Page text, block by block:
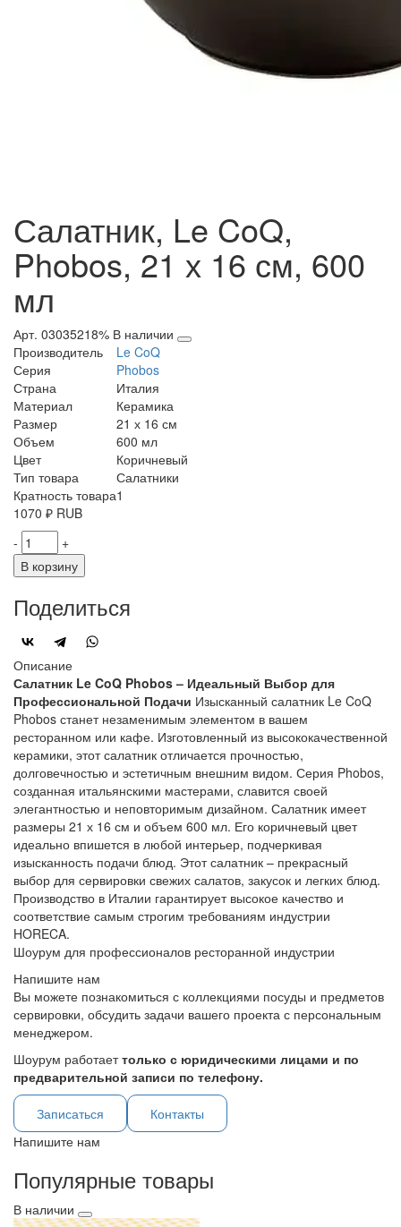
Салатник, Le CoQ,
Phobos, 21 х 16 см, 600
мл
Арт. 03035218% В наличии
Производитель
Le CoQ
Серия
Phobos
Страна
Италия
Материал
Керамика
Размер
21 х 16 см
Объем
600 мл
Цвет
Коричневый
Тип товара
Салатники
Кратность товара1
1070 ₽ RUB
-
+
В корзину
Поделиться
Описание
Салатник Le CoQ Phobos – Идеальный Выбор для
Профессиональной Подачи Изысканный салатник Le CoQ
Phobos станет незаменимым элементом в вашем
ресторанном или кафе. Изготовленный из высококачественной
керамики, этот салатник отличается прочностью,
долговечностью и эстетичным внешним видом. Серия Phobos,
созданная итальянскими мастерами, славится своей
элегантностью и неповторимым дизайном. Салатник имеет
размеры 21 х 16 см и объем 600 мл. Его коричневый цвет
идеально впишется в любой интерьер, подчеркивая
изысканность подачи блюд. Этот салатник – прекрасный
выбор для сервировки свежих салатов, закусок и легких блюд.
Производство в Италии гарантирует высокое качество и
соответствие самым строгим требованиям индустрии
HORECA.
Шоурум для профессионалов ресторанной индустрии
Напишите нам
Вы можете познакомиться с коллекциями посуды и предметов
сервировки, обсудить задачи вашего проекта с персональным
менеджером.
Шоурум работаеттолько с юридическими лицами и по
предварительной записи по телефону.
Записаться
Контакты
Напишите нам
Популярные товары
В наличии